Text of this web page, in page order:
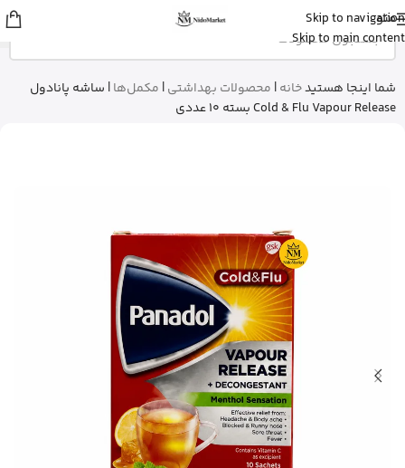
Skip to navigation
Skip to main content
منو
شما اینجا هستیدخانه| محصولات بهداشتی| مکمل‌ها| ساشه پانادول
Cold & Flu Vapour Release بسته 10 عددی
Fatemeh از تهران
ادو پرفیوم زنانه بورلی هیلز پولو کلاب رو
9 دقیقه پیش